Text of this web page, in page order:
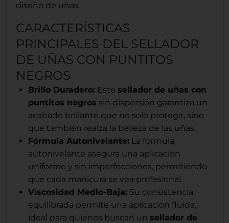
diseño de uñas.
CARACTERÍSTICAS
PRINCIPALES DEL SELLADOR
DE UÑAS CON PUNTITOS
NEGROS
Brillo Duradero: Este sellador de uñas con
puntitos negros sin dispersión garantiza un
acabado brillante que no solo protege, sino
que también realza la belleza de las uñas.
Fórmula Autonivelante: La fórmula
autonivelante asegura una aplicación
uniforme y sin imperfecciones, permitiendo
que cada manicura se vea profesional.
Viscosidad Medio-Baja: Su consistencia
equilibrada permite una aplicación fluida,
ideal para quienes buscan un sellador de